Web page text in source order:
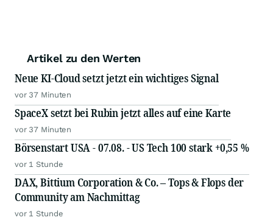
Artikel zu den Werten
Neue KI-Cloud setzt jetzt ein wichtiges Signal
vor 37 Minuten
SpaceX setzt bei Rubin jetzt alles auf eine Karte
vor 37 Minuten
Börsenstart USA - 07.08. - US Tech 100 stark +0,55 %
vor 1 Stunde
DAX, Bittium Corporation & Co. – Tops & Flops der
Community am Nachmittag
vor 1 Stunde